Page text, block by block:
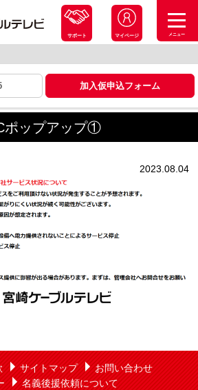
サポート マイページ メニュー
加入仮申込フォーム
ポップアップ①
2023.08.04
サイトマップ
お問い合わせ
名義後援依頼について